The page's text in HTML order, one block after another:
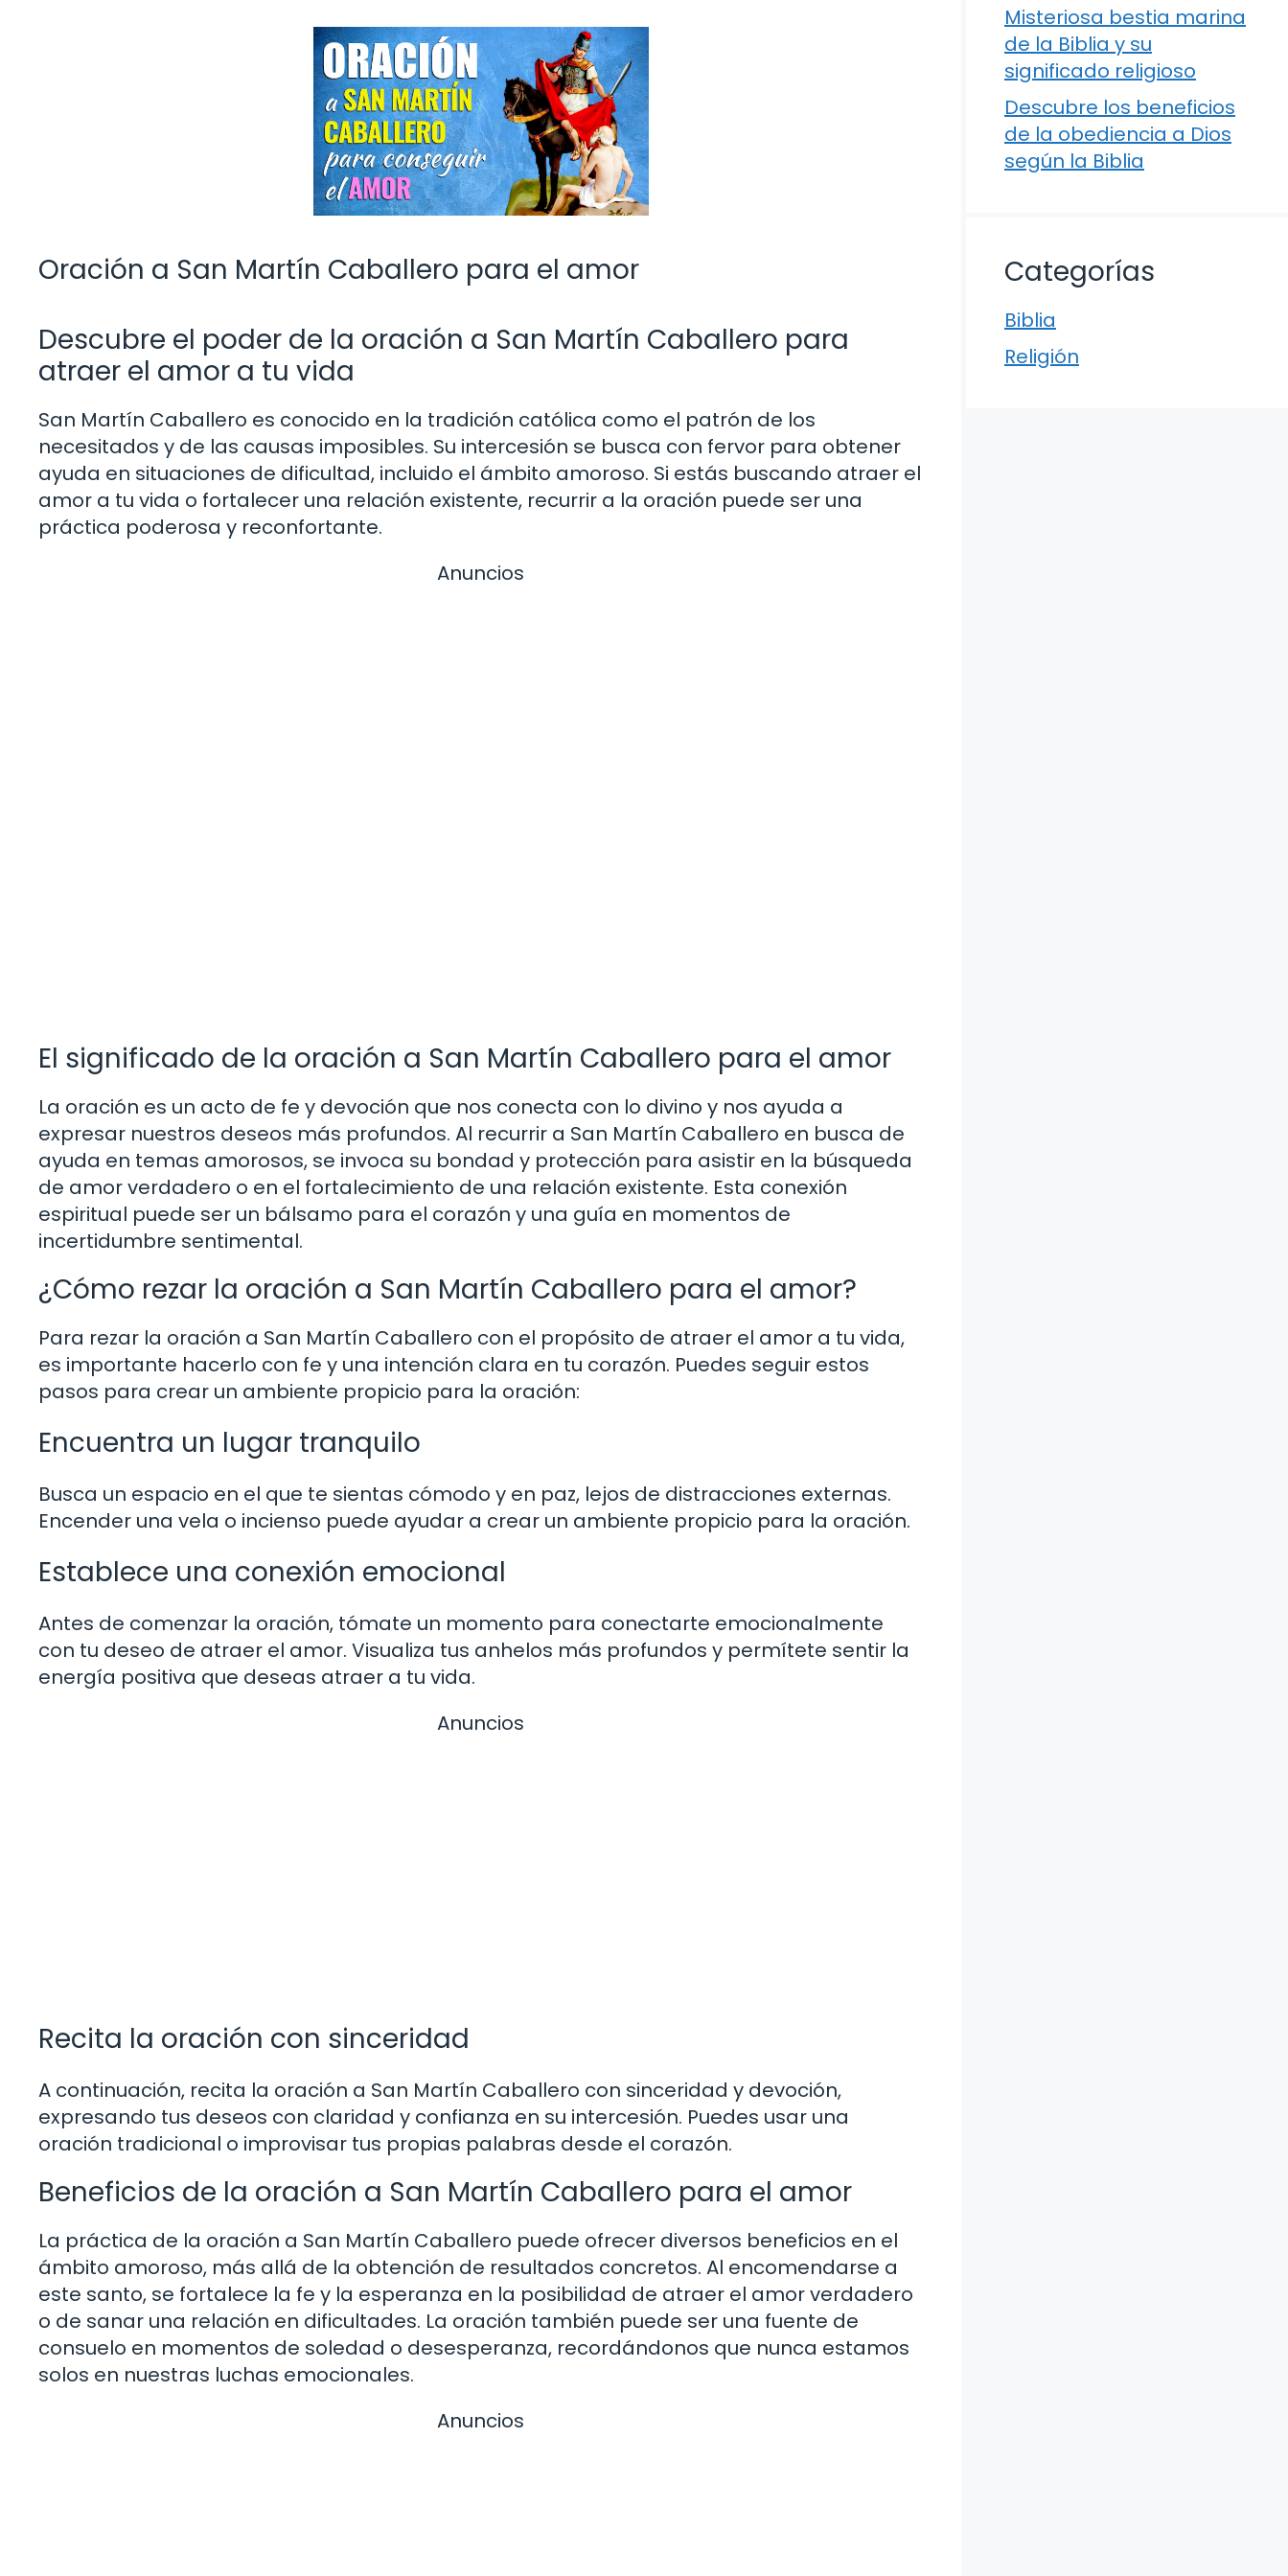
Oración a San Martín Caballero para el amor
Descubre el poder de la oración a San Martín Caballero para
atraer el amor a tu vida
San Martín Caballero es conocido en la tradición católica como el patrón de los
necesitados y de las causas imposibles. Su intercesión se busca con fervor para obtener
ayuda en situaciones de dificultad, incluido el ámbito amoroso. Si estás buscando atraer el
amor a tu vida o fortalecer una relación existente, recurrir a la oración puede ser una
práctica poderosa y reconfortante.
Anuncios
El significado de la oración a San Martín Caballero para el amor
La oración es un acto de fe y devoción que nos conecta con lo divino y nos ayuda a
expresar nuestros deseos más profundos. Al recurrir a San Martín Caballero en busca de
ayuda en temas amorosos, se invoca su bondad y protección para asistir en la búsqueda
de amor verdadero o en el fortalecimiento de una relación existente. Esta conexión
espiritual puede ser un bálsamo para el corazón y una guía en momentos de
incertidumbre sentimental.
¿Cómo rezar la oración a San Martín Caballero para el amor?
Para rezar la oración a San Martín Caballero con el propósito de atraer el amor a tu vida,
es importante hacerlo con fe y una intención clara en tu corazón. Puedes seguir estos
pasos para crear un ambiente propicio para la oración:
Encuentra un lugar tranquilo
Busca un espacio en el que te sientas cómodo y en paz, lejos de distracciones externas.
Encender una vela o incienso puede ayudar a crear un ambiente propicio para la oración.
Establece una conexión emocional
Antes de comenzar la oración, tómate un momento para conectarte emocionalmente
con tu deseo de atraer el amor. Visualiza tus anhelos más profundos y permítete sentir la
energía positiva que deseas atraer a tu vida.
Anuncios
Recita la oración con sinceridad
A continuación, recita la oración a San Martín Caballero con sinceridad y devoción,
expresando tus deseos con claridad y confianza en su intercesión. Puedes usar una
oración tradicional o improvisar tus propias palabras desde el corazón.
Beneficios de la oración a San Martín Caballero para el amor
La práctica de la oración a San Martín Caballero puede ofrecer diversos beneficios en el
ámbito amoroso, más allá de la obtención de resultados concretos. Al encomendarse a
este santo, se fortalece la fe y la esperanza en la posibilidad de atraer el amor verdadero
o de sanar una relación en dificultades. La oración también puede ser una fuente de
consuelo en momentos de soledad o desesperanza, recordándonos que nunca estamos
solos en nuestras luchas emocionales.
Anuncios
Misteriosa bestia marina
de la Biblia y su
significado religioso
Descubre los beneficios
de la obediencia a Dios
según la Biblia
Categorías
Biblia
Religión